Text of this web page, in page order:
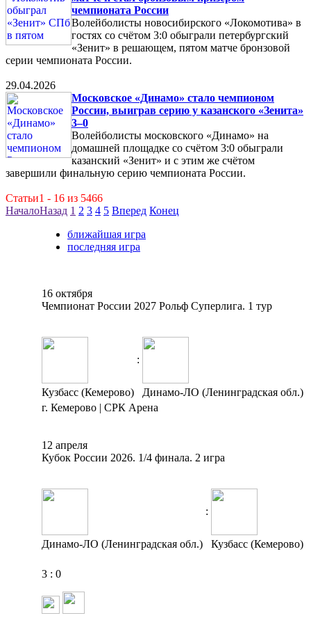
чемпионата России
Волейболисты новосибирского «Локомотива» в
гостях со счётом 3:0 обыграли петербургский
«Зенит» в решающем, пятом матче бронзовой
серии чемпионата России.
29.04.2026
Московское «Динамо» стало чемпионом
России, выиграв серию у казанского «Зенита»
3–0
Волейболисты московского «Динамо» на
домашней площадке со счётом 3:0 обыграли
казанский «Зенит» и с этим же счётом
завершили финальную серию чемпионата России.
Статьи1 - 16 из 5466
НачалоНазад 1 2 3 4 5 Вперед Конец
ближайшая игра
последняя игра
16 октября
Чемпионат России 2027 Рольф Суперлига. 1 тур
:
Кузбасс (Кемерово)
Динамо-ЛО (Ленинградская обл.)
г. Кемерово | СРК Арена
12 апреля
Кубок России 2026. 1/4 финала. 2 игра
:
Динамо-ЛО (Ленинградская обл.) Кузбасс (Кемерово)
3 : 0